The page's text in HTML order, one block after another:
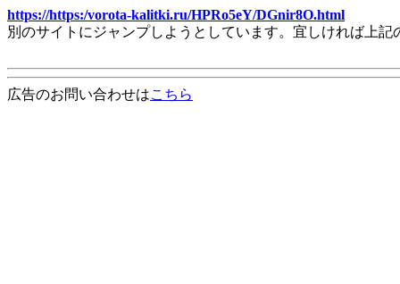
https://https:/vorota-kalitki.ru/HPRo5eY/DGnir8O.html
別のサイトにジャンプしようとしています。宜しければ上
広告のお問い合わせはこちら